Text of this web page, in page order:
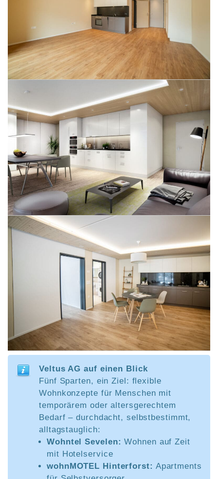
Veltus AG auf einen Blick
Fünf Sparten, ein Ziel: flexible
Wohnkonzepte für Menschen mit
temporärem oder altersgerechtem
Bedarf – durchdacht, selbstbestimmt,
alltagstauglich:
Wohntel Sevelen: Wohnen auf Zeit
mit Hotelservice
wohnMOTEL Hinterforst: Apartments